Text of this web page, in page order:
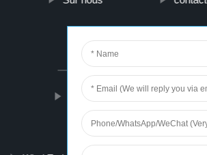
PARTNER
car ev charger 35
Panama Hat Straw